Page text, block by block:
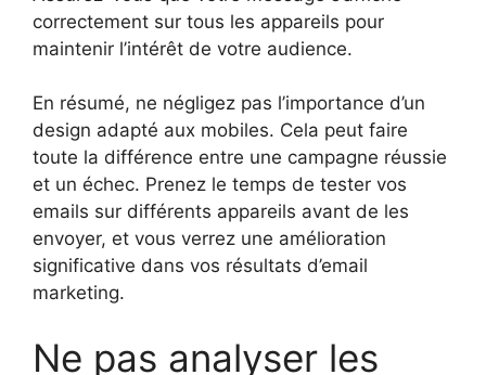
correctement sur tous les appareils pour
maintenir l’intérêt de votre audience.
En résumé, ne négligez pas l’importance d’un
design adapté aux mobiles. Cela peut faire
toute la différence entre une campagne réussie
et un échec. Prenez le temps de tester vos
emails sur différents appareils avant de les
envoyer, et vous verrez une amélioration
significative dans vos résultats d’email
marketing.
Ne pas analyser les